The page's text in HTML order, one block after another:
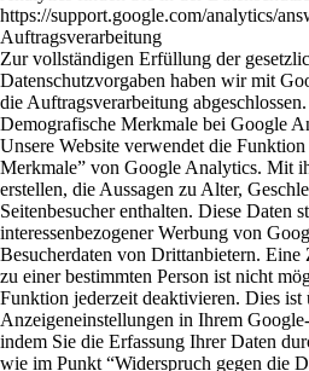
https://support.google.com/analytics/
Auftragsverarbeitung
Zur vollständigen Erfüllung der
Datenschutzvorgaben haben wir mit
die Auftragsverarbeitung abgeschlossen.
Demografische Merkmale bei Google
Unsere Website verwendet die
Merkmale” von Google Analytics. Mit
erstellen, die Aussagen zu Alter,
Seitenbesucher enthalten. Diese Daten
interessenbezogener Werbung von
Besucherdaten von Drittanbietern. Eine
zu einer bestimmten Person ist nicht
Funktion jederzeit deaktivieren. Dies ist
Anzeigeneinstellungen in Ihrem
indem Sie die Erfassung Ihrer Daten
wie im Punkt “Widerspruch gegen die